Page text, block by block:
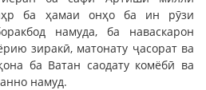
ба ҳамаи онҳо ба ин рӯзи
намуда, ба наваскарон
зиракӣ, матонату ҷасорат ва
ба Ватан саодату комёбӣ ва
намуд.